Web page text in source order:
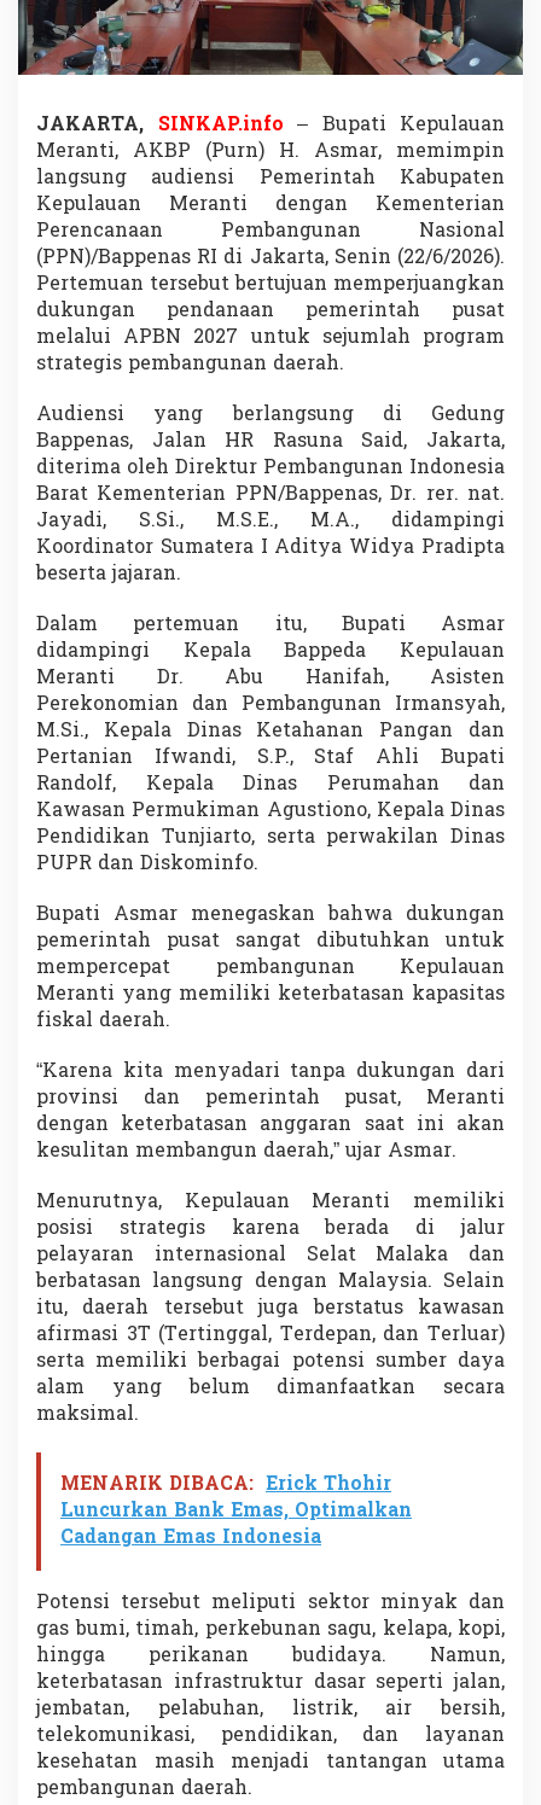
p
p
n
s
P
e
r
j
a
n
g
k
a
P
B
N
2
0
2
7
u
k
I
n
f
r
a
s
t
r
t
u
r
d
a
r
n
t
i
JAKARTA, SINKAP.info – Bupati Kepulauan
Meranti, AKBP (Purn) H. Asmar, memimpin
langsung audiensi Pemerintah Kabupaten
Kepulauan Meranti dengan Kementerian
Perencanaan Pembangunan Nasional
(PPN)/Bappenas RI di Jakarta, Senin (22/6/2026).
Pertemuan tersebut bertujuan memperjuangkan
dukungan pendanaan pemerintah pusat
melalui APBN 2027 untuk sejumlah program
strategis pembangunan daerah.
Audiensi yang berlangsung di Gedung
Bappenas, Jalan HR Rasuna Said, Jakarta,
diterima oleh Direktur Pembangunan Indonesia
Barat Kementerian PPN/Bappenas, Dr. rer. nat.
Jayadi, S.Si., M.S.E., M.A., didampingi
Koordinator Sumatera I Aditya Widya Pradipta
beserta jajaran.
Dalam pertemuan itu, Bupati Asmar
didampingi Kepala Bappeda Kepulauan
Meranti Dr. Abu Hanifah, Asisten
Perekonomian dan Pembangunan Irmansyah,
M.Si., Kepala Dinas Ketahanan Pangan dan
Pertanian Ifwandi, S.P., Staf Ahli Bupati
Randolf, Kepala Dinas Perumahan dan
Kawasan Permukiman Agustiono, Kepala Dinas
Pendidikan Tunjiarto, serta perwakilan Dinas
PUPR dan Diskominfo.
Bupati Asmar menegaskan bahwa dukungan
pemerintah pusat sangat dibutuhkan untuk
mempercepat pembangunan Kepulauan
Meranti yang memiliki keterbatasan kapasitas
fiskal daerah.
“Karena kita menyadari tanpa dukungan dari
provinsi dan pemerintah pusat, Meranti
dengan keterbatasan anggaran saat ini akan
kesulitan membangun daerah,” ujar Asmar.
Menurutnya, Kepulauan Meranti memiliki
posisi strategis karena berada di jalur
pelayaran internasional Selat Malaka dan
berbatasan langsung dengan Malaysia. Selain
itu, daerah tersebut juga berstatus kawasan
afirmasi 3T (Tertinggal, Terdepan, dan Terluar)
serta memiliki berbagai potensi sumber daya
alam yang belum dimanfaatkan secara
maksimal.
MENARIK DIBACA: Erick Thohir
Luncurkan Bank Emas, Optimalkan
Cadangan Emas Indonesia
Potensi tersebut meliputi sektor minyak dan
gas bumi, timah, perkebunan sagu, kelapa, kopi,
hingga perikanan budidaya. Namun,
keterbatasan infrastruktur dasar seperti jalan,
jembatan, pelabuhan, listrik, air bersih,
telekomunikasi, pendidikan, dan layanan
kesehatan masih menjadi tantangan utama
pembangunan daerah.